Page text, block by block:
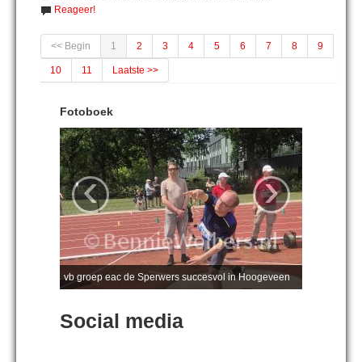
Reageer!
<< Begin 1 2 3 4 5 6 7 8 9
10 11 Laatste >>
Fotoboek
vb groep eac de Sperwers succesvol in Hoogeveen
‹ ›
Social media